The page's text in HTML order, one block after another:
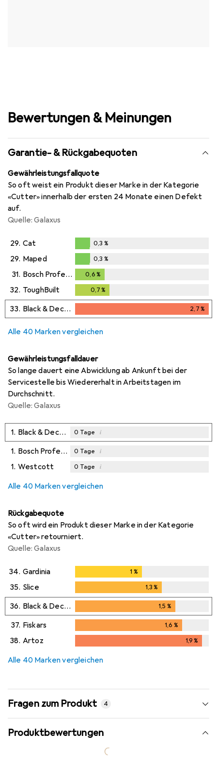
Bewertungen & Meinungen
Garantie- & Rückgabequoten
Gewährleistungsfallquote
So oft weist ein Produkt dieser Marke in der Kategorie
«Cutter» innerhalb der ersten 24 Monate einen Defekt
auf.
Quelle: Galaxus
29. Cat
0,3%
0,3 %
29. Maped
0,3%
0,3 %
31. Bosch Professional 0,6 %
32. ToughBuilt 0,7 %
33. Black & Decker 2,7%
2,7%
Alle 40 Marken vergleichen
Gewährleistungsfalldauer
So lange dauert eine Abwicklung ab Ankunft bei der
Servicestelle bis Wiedererhalt in Arbeitstagen im
Durchschnitt.
Quelle: Galaxus
1. Black & Decker 0 Tage i
1. Bosch Professional 0 Tage i
1. Westcott 0 Tage i
Alle 40 Marken vergleichen
Rückgabequote
So oft wird ein Produkt dieser Marke in der Kategorie
«Cutter» retourniert.
Quelle: Galaxus
34. Gardinia 1 %
35. Slice 1,3%
36. Black & Decker 1,5 %
37. Fiskars 1,6 %
38. Artoz 1,9%
Alle 40 Marken vergleichen
Fragen zum Produkt 4
Produktbewertungen